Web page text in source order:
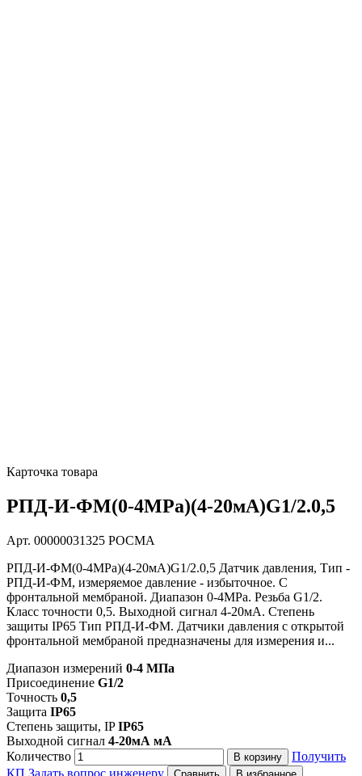
Карточка товара
РПД-И-ФМ(0-4MPa)(4-20мА)G1/2.0,5
Арт. 00000031325 РОСМА
РПД-И-ФМ(0-4MPa)(4-20мА)G1/2.0,5 Датчик давления, Тип -
РПД-И-ФМ, измеряемое давление - избыточное. С
фронтальной мембраной. Диапазон 0-4MPa. Резьба G1/2.
Класс точности 0,5. Выходной сигнал 4-20мА. Степень
защиты IP65 Тип РПД-И-ФМ. Датчики давления с открытой
фронтальной мембраной предназначены для измерения и...
Диапазон измерений 0-4 МПа
Присоединение G1/2
Точность 0,5
Защита IP65
Степень защиты, IP IP65
Выходной сигнал 4-20мА мА
Количество
В корзину
Получить
КП Задать вопрос инженеру